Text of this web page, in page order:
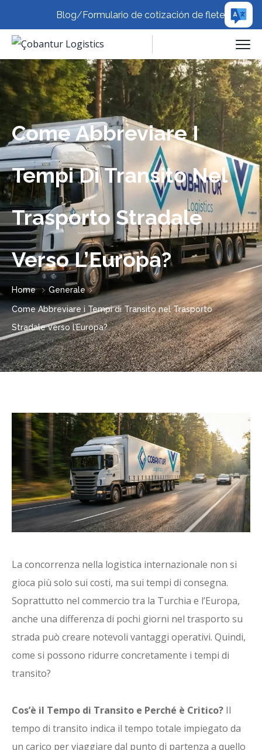
Blog/Formulario de cotización de flete
Come Abbreviare I
Tempi Di Transito Nel
Trasporto Stradale
Verso L’Europa?
Home Generale
Come Abbreviare i Tempi di Transito nel Trasporto
Stradale verso l’Europa?
La concorrenza nella logistica internazionale non si
gioca più solo sui costi, ma sui tempi di consegna.
Soprattutto nel commercio tra la Turchia e l’Europa,
anche una differenza di pochi giorni nel trasporto su
strada può creare notevoli vantaggi operativi. Quindi,
come si possono ridurre concretamente i tempi di
transito?
Cos’è il Tempo di Transito e Perché è Critico? Il
tempo di transito indica il tempo totale impiegato da
un carico per viaggiare dal punto di partenza a quello